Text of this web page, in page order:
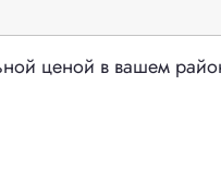
ценой в вашем